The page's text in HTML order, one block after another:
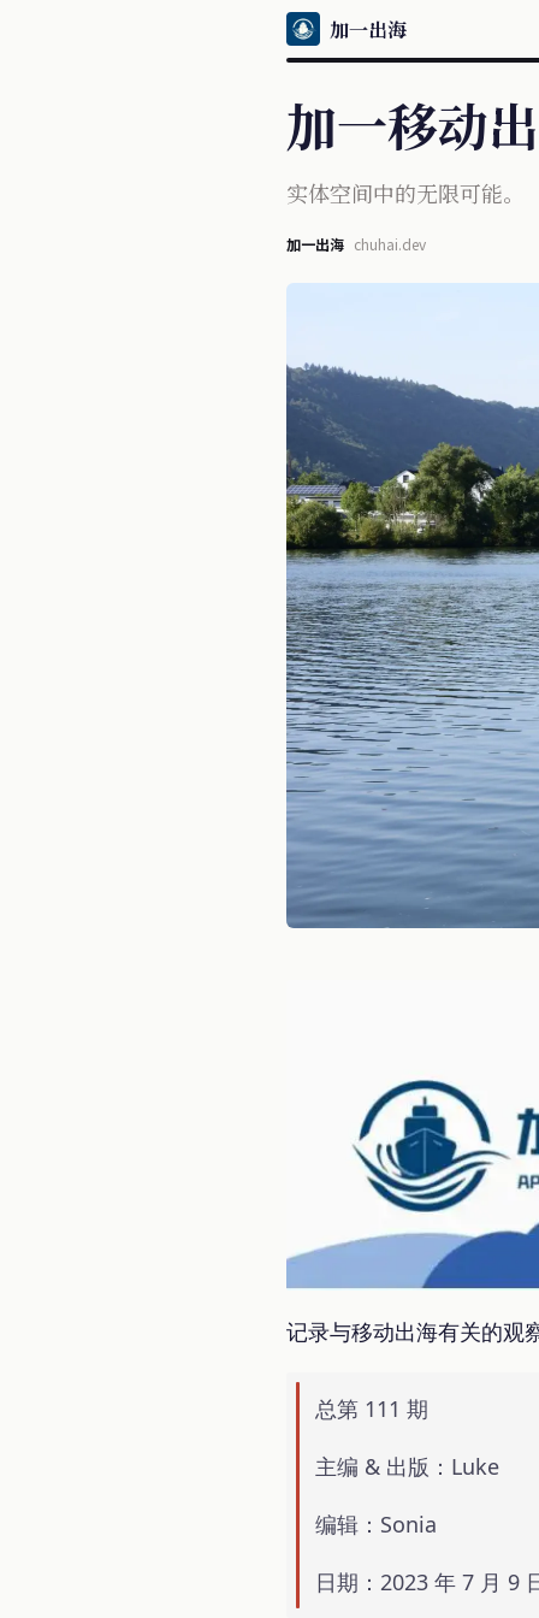
加一出海
加一移动
实体空间中的无限可能。
加一出海 chuhai.dev
记录与移动出海有关的观
总第 111 期
主编 & 出版：Luke
编辑：Sonia
日期：2023 年 7 月 9